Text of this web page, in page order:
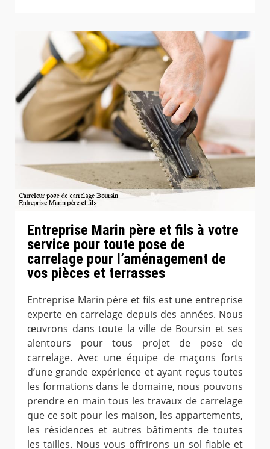
Entreprise Marin père et fils à votre
service pour toute pose de
carrelage pour l’aménagement de
vos pièces et terrasses
Entreprise Marin père et fils est une entreprise
experte en carrelage depuis des années. Nous
œuvrons dans toute la ville de Boursin et ses
alentours pour tous projet de pose de
carrelage. Avec une équipe de maçons forts
d’une grande expérience et ayant reçus toutes
les formations dans le domaine, nous pouvons
prendre en main tous les travaux de carrelage
que ce soit pour les maison, les appartements,
les résidences et autres bâtiments de toutes
les tailles. Nous vous offrirons un sol fiable et